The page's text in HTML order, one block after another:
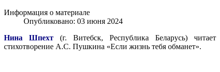
Информация о материале
Опубликовано: 03 июня 2024
Нина Шпехт (г. Витебск, Республика Беларусь) читает
стихотворение А.С. Пушкина «Если жизнь тебя обманет».